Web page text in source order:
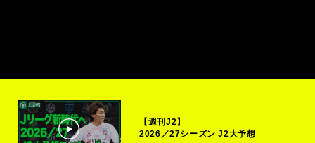
【週刊J2】
2026／27シーズン J2大予想